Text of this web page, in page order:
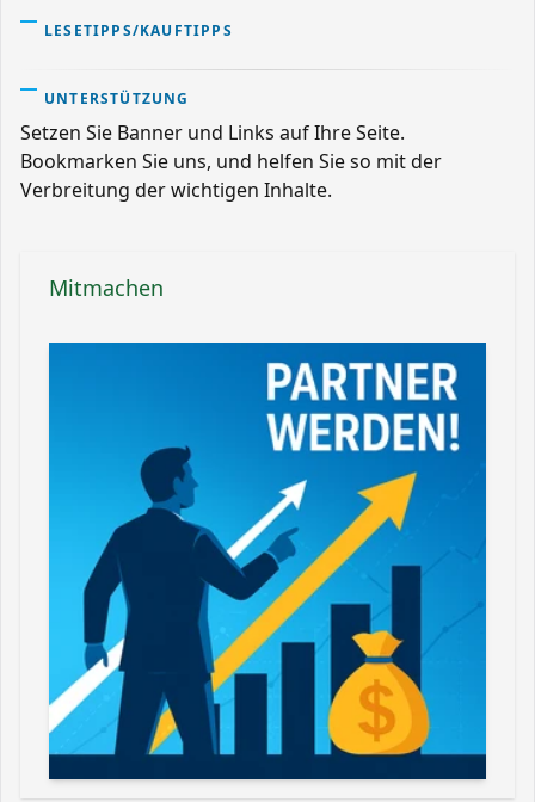
LESETIPPS/KAUFTIPPS
UNTERSTÜTZUNG
Setzen Sie Banner und Links auf Ihre Seite.
Bookmarken Sie uns, und helfen Sie so mit der
Verbreitung der wichtigen Inhalte.
Mitmachen